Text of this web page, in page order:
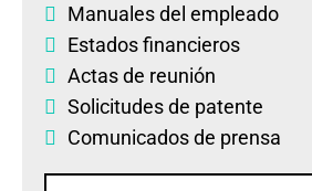
Manuales del empleado
Estados financieros
Actas de reunión
Solicitudes de patente
Comunicados de prensa